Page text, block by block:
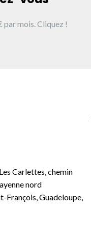
par mois. Cliquez !
Carlettes, chemin
nord
François, Guadeloupe,